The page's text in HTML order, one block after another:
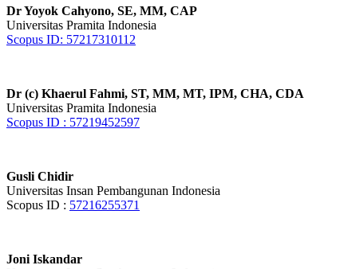
Dr Yoyok Cahyono, SE, MM, CAP
Universitas Pramita Indonesia
Scopus ID: 57217310112
Dr (c) Khaerul Fahmi, ST, MM, MT, IPM, CHA, CDA
Universitas Pramita Indonesia
Scopus ID : 57219452597
Gusli Chidir
Universitas Insan Pembangunan Indonesia
Scopus ID : 57216255371
Joni Iskandar